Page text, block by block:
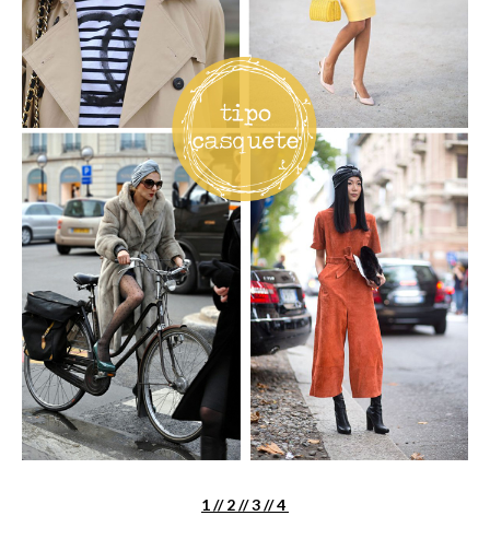
1 // 2 // 3 // 4